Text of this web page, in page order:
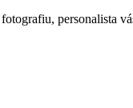
personalista